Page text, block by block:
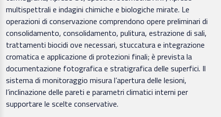
multispettrali e indagini chimiche e biologiche mirate. Le
operazioni di conservazione comprendono opere preliminari di
consolidamento, consolidamento, pulitura, estrazione di sali,
trattamenti biocidi ove necessari, stuccatura e integrazione
cromatica e applicazione di protezioni finali; è prevista la
documentazione fotografica e stratigrafica delle superfici. Il
sistema di monitoraggio misura l’apertura delle lesioni,
l’inclinazione delle pareti e parametri climatici interni per
supportare le scelte conservative.